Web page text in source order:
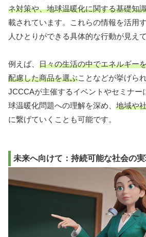
ネ対策や、地球温暖化に関する基礎知
載されています。これらの情報を活用
人ひとりができる具体的な行動が見えて
例えば、 日々の生活の中でエネルギー
配慮した商品を選ぶことなどが挙げら
JCCCAが主催するイベントやセミナー
球温暖化問題への理解を深め、 地域や
に繋げていくことも可能です。
未来へ向けて：持続可能な社会の